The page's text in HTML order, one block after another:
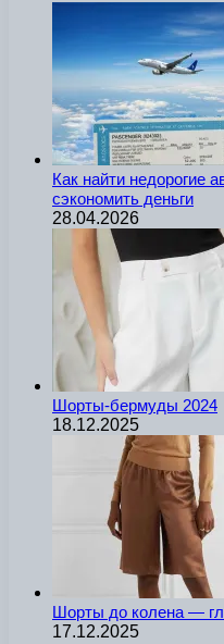
Как найти недорогие
сэкономить деньги
28.04.2026
Шорты-бермуды 2024
18.12.2025
Шорты до колена —
17.12.2025